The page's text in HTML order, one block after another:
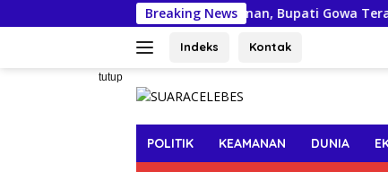
ke
Breaking News
Kasus Pungli Perizinan, Bupati Gowa Terancam
Indeks Kontak
tutup
POLITIK KEAMANAN DUNIA